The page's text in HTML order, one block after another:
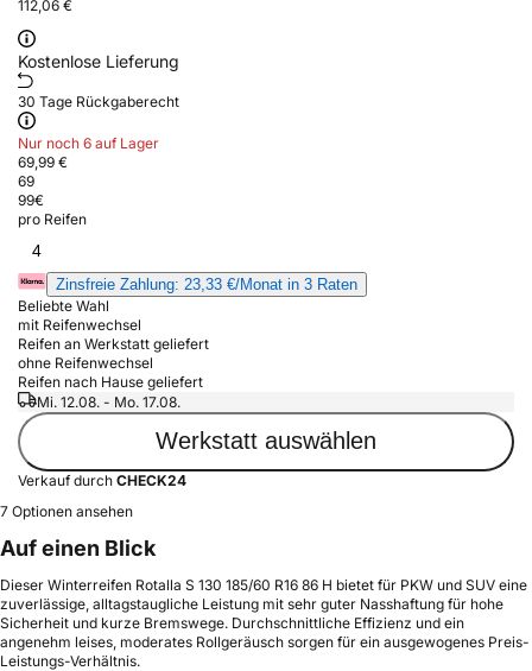
112,06 €
Kostenlose Lieferung
30 Tage Rückgaberecht
Nur noch 6 auf Lager
69,99 €
69
99€
pro Reifen
4
Zinsfreie Zahlung: 23,33 €/Monat in 3 Raten
Beliebte Wahl
mit Reifenwechsel
Reifen an Werkstatt geliefert
ohne Reifenwechsel
Reifen nach Hause geliefert
Mi. 12.08. - Mo. 17.08.
Werkstatt auswählen
Verkauf durch CHECK24
7 Optionen ansehen
Auf einen Blick
Dieser Winterreifen Rotalla S 130 185/60 R16 86 H bietet für PKW und SUV eine
zuverlässige, alltagstaugliche Leistung mit sehr guter Nasshaftung für hohe
Sicherheit und kurze Bremswege. Durchschnittliche Effizienz und ein
angenehm leises, moderates Rollgeräusch sorgen für ein ausgewogenes Preis-
Leistungs-Verhältnis.